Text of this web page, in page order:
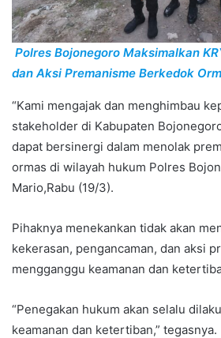
Polres Bojonegoro Maksimalkan
dan Aksi Premanisme Berkedok
“Kami mengajak dan menghimbau
stakeholder di Kabupaten
dapat bersinergi dalam menolak
ormas di wilayah hukum Polres
Mario,Rabu (19/3).
Pihaknya menekankan tidak akan
kekerasan, pengancaman, dan aksi
mengganggu keamanan dan
“Penegakan hukum akan selalu
keamanan dan ketertiban,” tegasnya.